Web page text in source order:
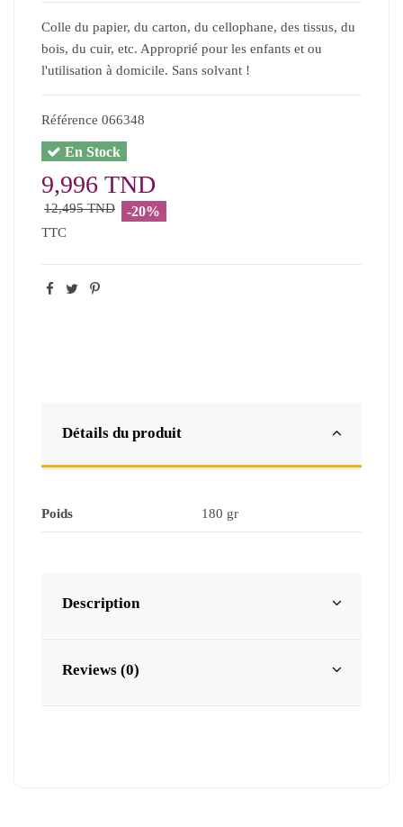
Colle du papier, du carton, du cellophane, des tissus, du
bois, du cuir, etc. Approprié pour les enfants et ou
l'utilisation à domicile. Sans solvant !
Référence 066348
En Stock
9,996 TND
12,495 TND -20%
TTC
Détails du produit
Poids 180 gr
Description
Reviews (0)